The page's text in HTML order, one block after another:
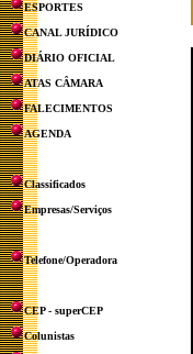
ESPORTES
CANAL JURÍDICO
DIÁRIO OFICIAL
ATAS CÂMARA
FALECIMENTOS
AGENDA
Classificados
Empresas/Serviços
Telefone/Operadora
CEP - superCEP
Colunistas